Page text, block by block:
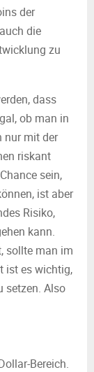
der
die
zu
dass
ob man in
nur mit der
riskant
sein,
ist aber
Risiko,
kann.
sollte man im
ist es wichtig,
setzen. Also
Bereich.